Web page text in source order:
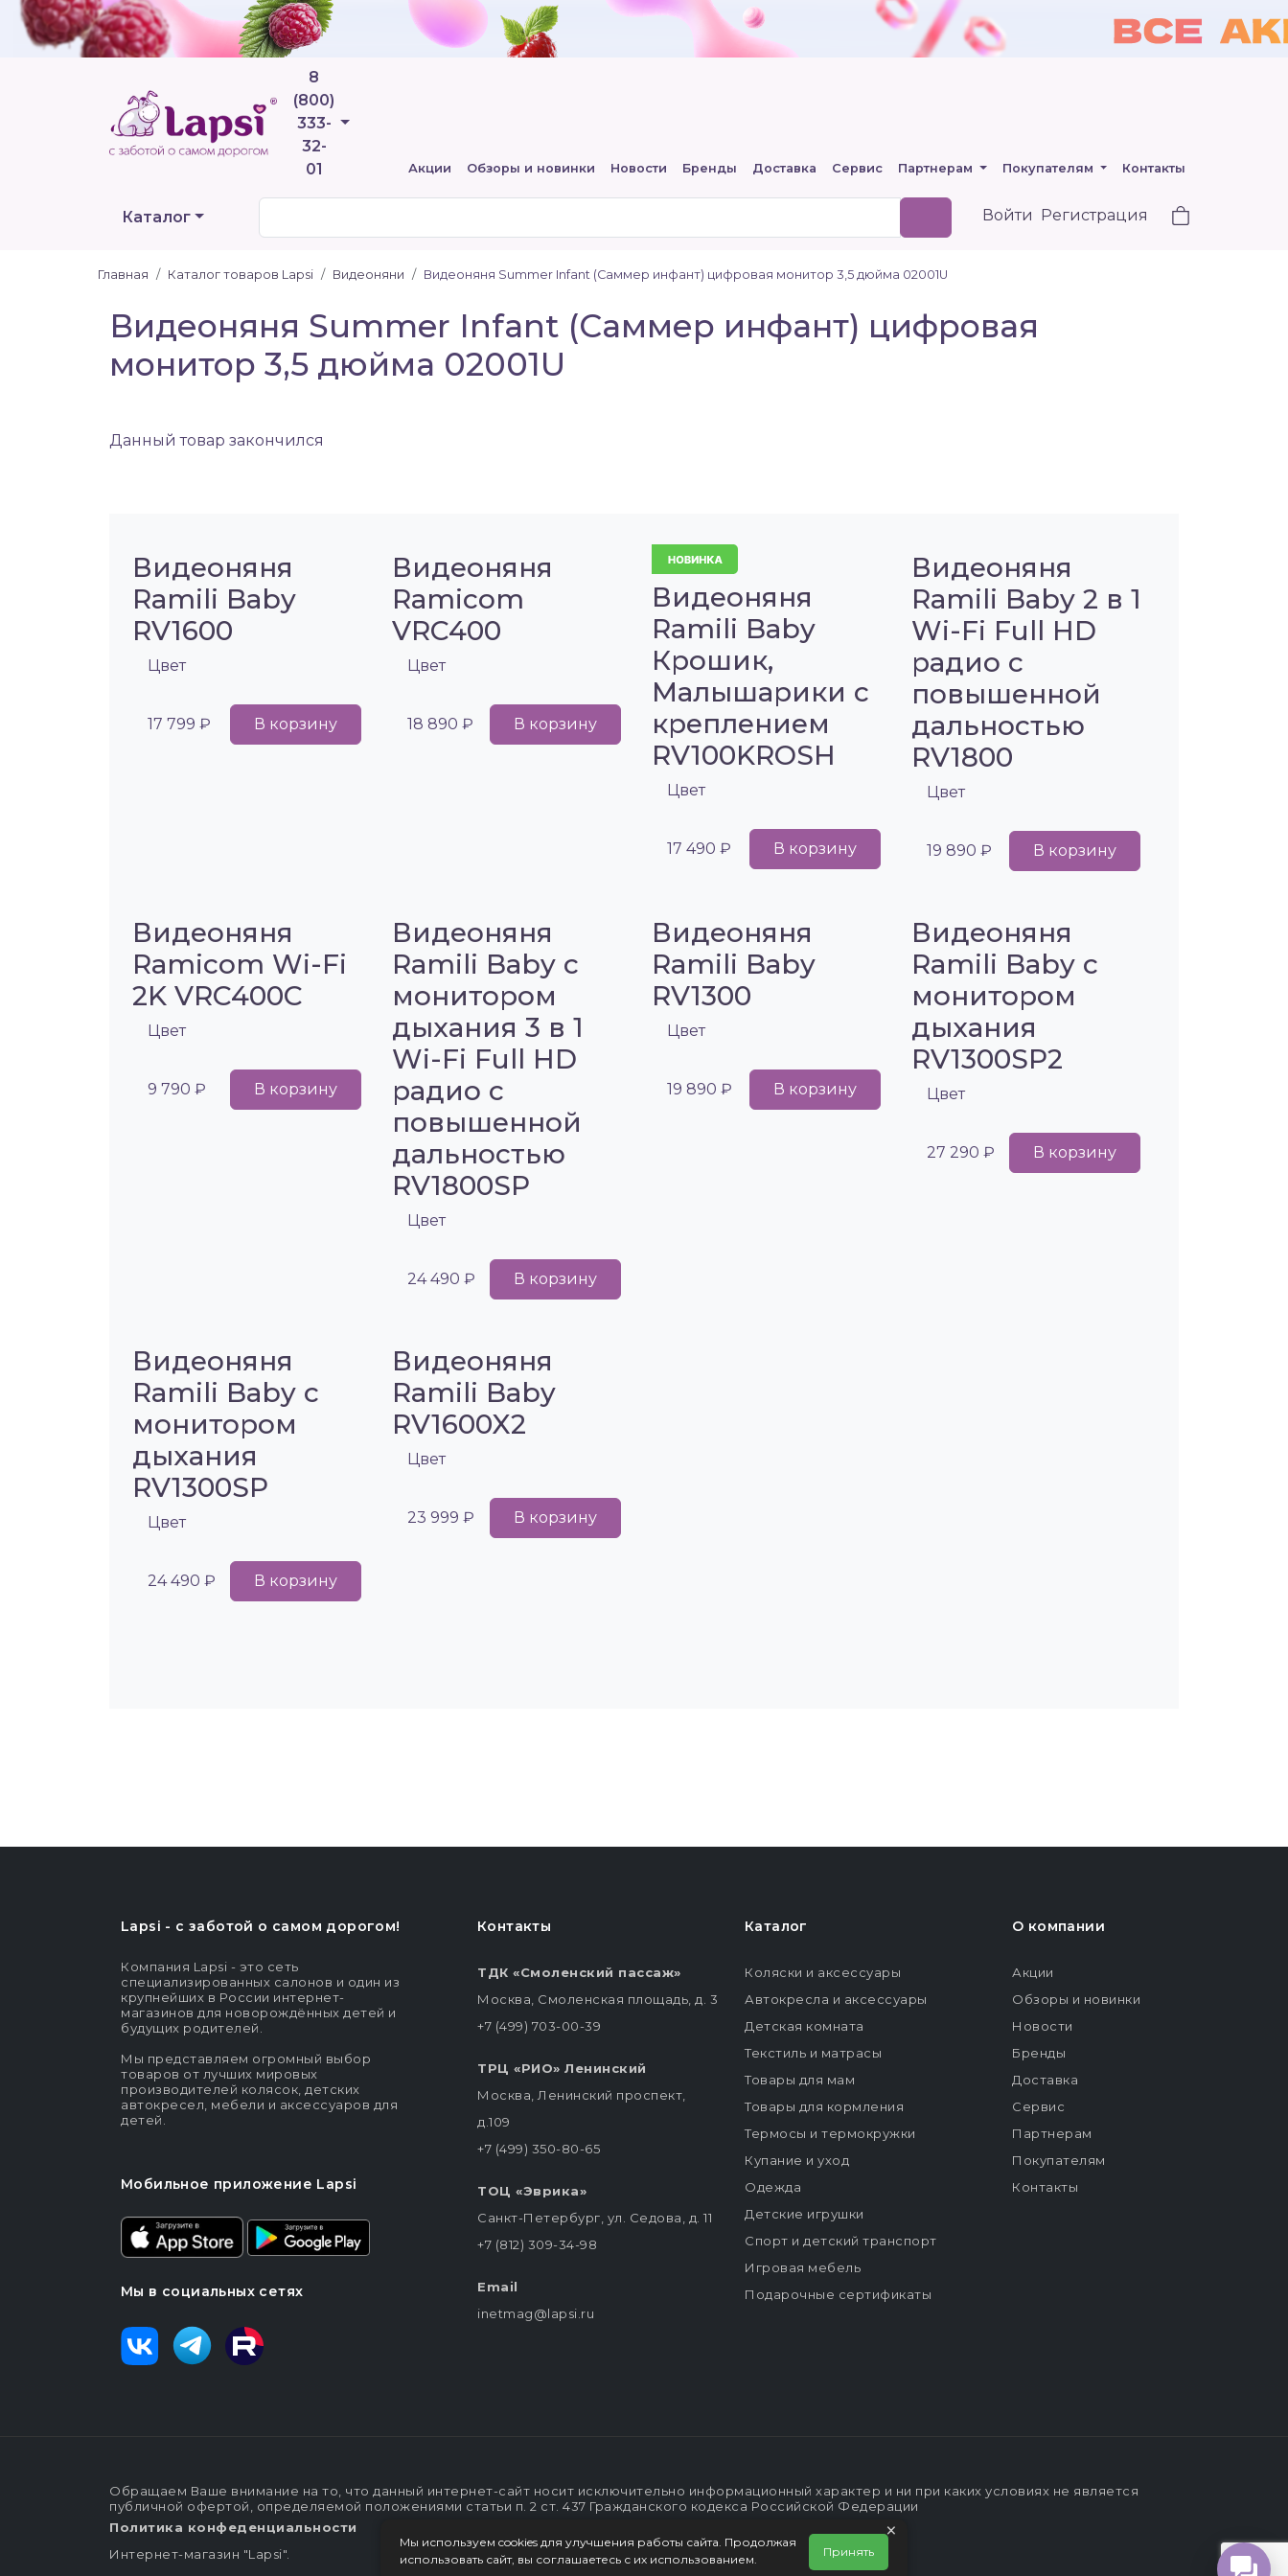
8
(800)
333-
32-
01
Телефоны
Акции Обзоры и новинки Новости Бренды Доставка Сервис Партнерам Покупателям Контакты
Каталог Войти Регистрация
Главная Каталог товаров Lapsi Видеоняни Видеоняня Summer Infant (Саммер инфант) цифровая монитор 3,5 дюйма 02001U
Видеоняня Summer Infant (Саммер инфант) цифровая
монитор 3,5 дюйма 02001U
Данный товар закончился
Видеоняня
Ramili Baby
RV1600
Цвет
17 799 ₽ В корзину
Видеоняня
Ramicom
VRC400
Цвет
18 890 ₽ В корзину
Видеоняня
Ramili Baby
Крошик,
Малышарики с
креплением
RV100KROSH
Цвет
17 490 ₽ В корзину
Видеоняня
Ramili Baby 2 в 1
Wi-Fi Full HD
радио с
повышенной
дальностью
RV1800
Цвет
19 890 ₽ В корзину
Видеоняня
Ramicom Wi-Fi
2K VRC400C
Цвет
9 790 ₽ В корзину
Видеоняня
Ramili Baby с
монитором
дыхания 3 в 1
Wi-Fi Full HD
радио с
повышенной
дальностью
RV1800SP
Цвет
24 490 ₽ В корзину
Видеоняня
Ramili Baby
RV1300
Цвет
19 890 ₽ В корзину
Видеоняня
Ramili Baby с
монитором
дыхания
RV1300SP2
Цвет
27 290 ₽ В корзину
Видеоняня
Ramili Baby с
монитором
дыхания
RV1300SP
Цвет
24 490 ₽ В корзину
Видеоняня
Ramili Baby
RV1600X2
Цвет
23 999 ₽ В корзину
Lapsi - c заботой о самом дорогом!
Компания Lapsi - это сеть
специализированных салонов и один из
крупнейших в России интернет-
магазинов для новорождённых детей и
будущих родителей.
Мы представляем огромный выбор
товаров от лучших мировых
производителей колясок, детских
автокресел, мебели и аксессуаров для
детей.
Мобильное приложение Lapsi
Мы в социальных сетях
Контакты
ТДК «Смоленский пассаж»
Москва, Смоленская площадь, д. 3
+7 (499) 703-00-39
ТРЦ «РИО» Ленинский
Москва, Ленинский проспект,
д.109
+7 (499) 350-80-65
ТОЦ «Эврика»
Санкт-Петербург, ул. Седова, д. 11
+7 (812) 309-34-98
Email
inetmag@lapsi.ru
Каталог
Коляски и аксессуары
Автокресла и аксессуары
Детская комната
Текстиль и матрасы
Товары для мам
Товары для кормления
Термосы и термокружки
Купание и уход
Одежда
Детские игрушки
Спорт и детский транспорт
Игровая мебель
Подарочные сертификаты
О компании
Акции
Обзоры и новинки
Новости
Бренды
Доставка
Сервис
Партнерам
Покупателям
Контакты
Обращаем Ваше внимание на то, что данный интернет-сайт носит исключительно информационный характер и ни при каких условиях не является
публичной офертой, определяемой положениями статьи п. 2 ст. 437 Гражданского кодекса Российской Федерации
Политика конфеденциальности
Интернет-магазин "Lapsi".
×
Мы используем cookies для улучшения работы сайта. Продолжая
использовать сайт, вы соглашаетесь с их использованием.
Принять